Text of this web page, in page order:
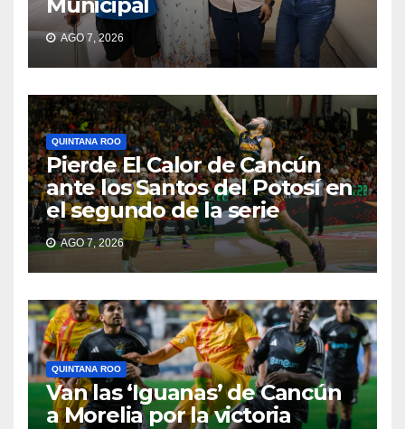
AGO 7, 2026
QUINTANA ROO
Pierde El Calor de Cancún
ante los Santos del Potosí en
el segundo de la serie
AGO 7, 2026
QUINTANA ROO
Van las ‘Iguanas’ de Cancún
a Morelia por la victoria